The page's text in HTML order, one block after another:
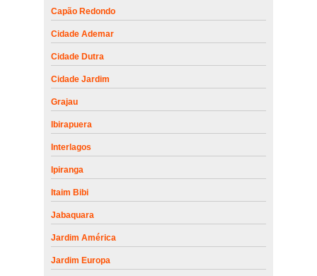
Capão Redondo
Cidade Ademar
Cidade Dutra
Cidade Jardim
Grajau
Ibirapuera
Interlagos
Ipiranga
Itaim Bibi
Jabaquara
Jardim América
Jardim Europa